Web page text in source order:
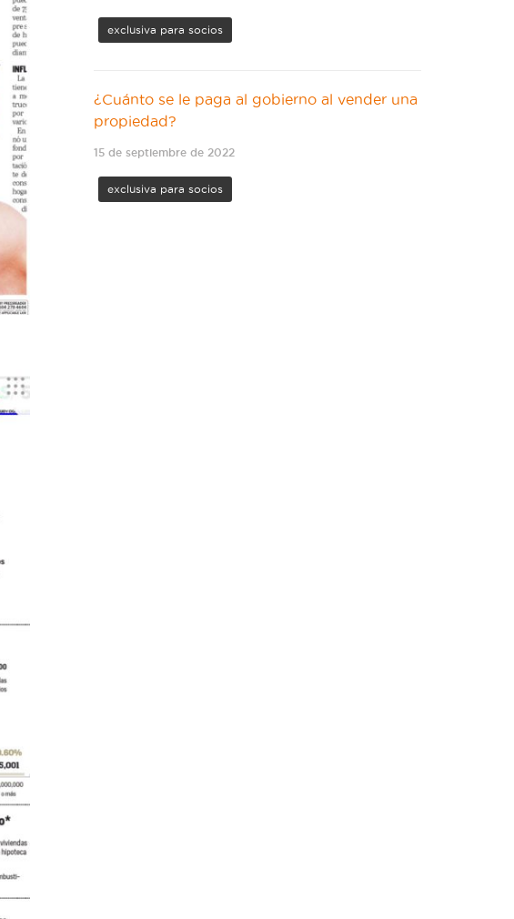
exclusiva para socios
¿Cuánto se le paga al gobierno al vender una
propiedad?
15 de septiembre de 2022
exclusiva para socios